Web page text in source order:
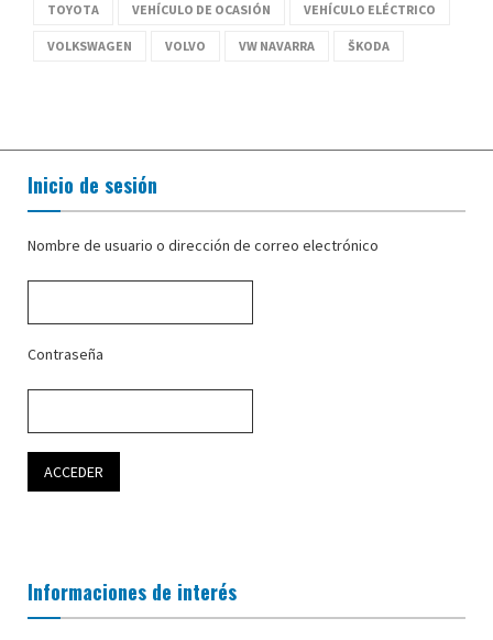
TOYOTA VEHÍCULO DE OCASIÓN VEHÍCULO ELÉCTRICO
VOLKSWAGEN VOLVO VW NAVARRA ŠKODA
Inicio de sesión
Nombre de usuario o dirección de correo electrónico
Contraseña
Informaciones de interés